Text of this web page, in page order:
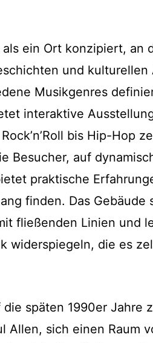
ein Ort konzipiert, an
und kulturellen
Musikgenres
interaktive
bis Hip-Hop
Besucher, auf
praktische
finden. Das Gebäude
fließenden Linien und
widerspiegeln, die es
späten 1990er Jahre
Allen, sich einen Raum